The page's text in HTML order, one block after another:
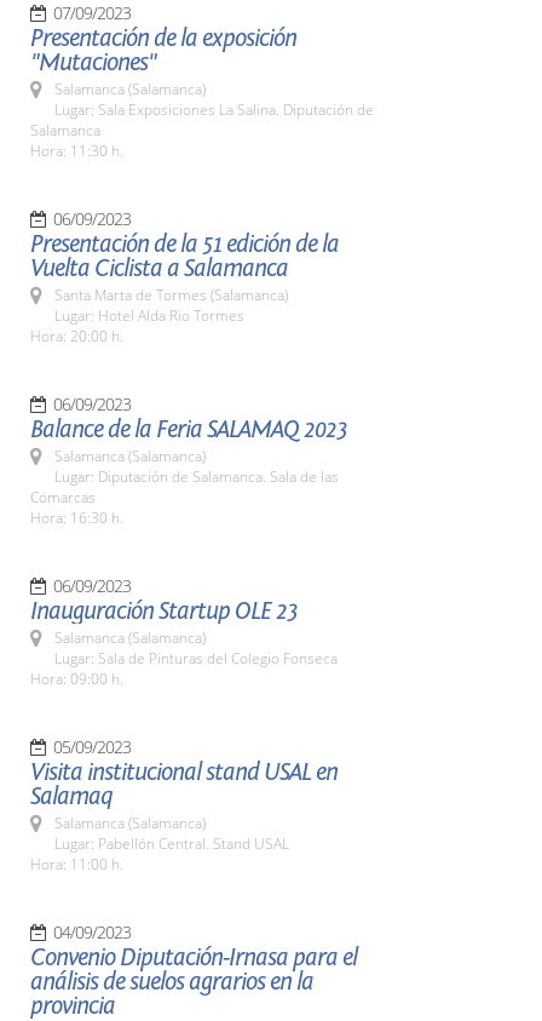
07/09/2023
Presentación de la exposición
"Mutaciones"
Salamanca (Salamanca)
Lugar: Sala Exposiciones La Salina. Diputación de
Salamanca
Hora: 11:30 h.
06/09/2023
Presentación de la 51 edición de la
Vuelta Ciclista a Salamanca
Santa Marta de Tormes (Salamanca)
Lugar: Hotel Alda Rio Tormes
Hora: 20:00 h.
06/09/2023
Balance de la Feria SALAMAQ 2023
Salamanca (Salamanca)
Lugar: Diputación de Salamanca. Sala de las
Comarcas
Hora: 16:30 h.
06/09/2023
Inauguración Startup OLE 23
Salamanca (Salamanca)
Lugar: Sala de Pinturas del Colegio Fonseca
Hora: 09:00 h.
05/09/2023
Visita institucional stand USAL en
Salamaq
Salamanca (Salamanca)
Lugar: Pabellón Central. Stand USAL
Hora: 11:00 h.
04/09/2023
Convenio Diputación-Irnasa para el
análisis de suelos agrarios en la
provincia